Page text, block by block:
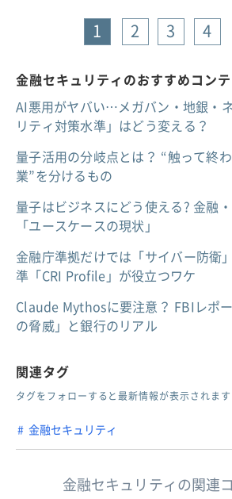
1 2 3 4
金融セキュリティのおすすめコン
AI悪用がヤバい…メガバン・地銀・
リティ対策水準」はどう変える？
量子活用の分岐点とは？ “触って終
業”を分けるもの
量子はビジネスにどう使える? 金融
「ユースケースの現状」
金融庁準拠だけでは「サイバー防衛
準「CRI Profile」が役立つワケ
Claude Mythosに要注意？ FBIレポ
の脅威」と銀行のリアル
関連タグ
タグをフォローすると最新情報が表示されます
金融セキュリティ
金融セキュリティの関連